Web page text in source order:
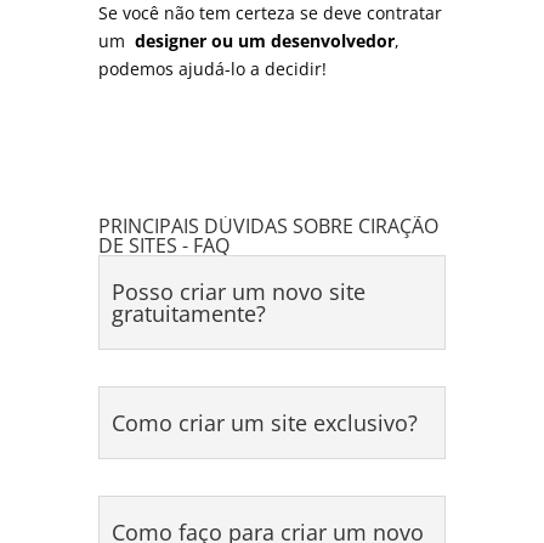
Se você não tem certeza se deve contratar
um designer ou um desenvolvedor,
podemos ajudá-lo a decidir!
PRINCIPAIS DÚVIDAS SOBRE CIRAÇÃO
DE SITES - FAQ
Posso criar um novo site
gratuitamente?
Como criar um site exclusivo?
Como faço para criar um novo